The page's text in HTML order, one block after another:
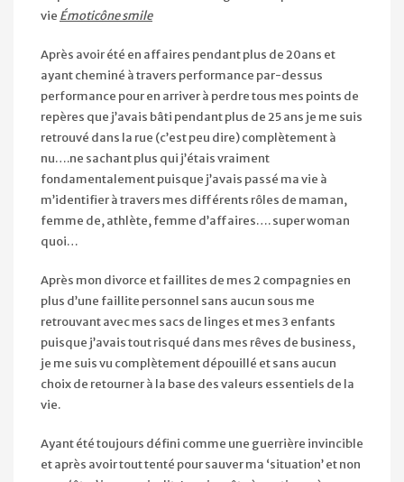
vie Émoticône smile
Après avoir été en affaires pendant plus de 20ans et
ayant cheminé à travers performance par-dessus
performance pour en arriver à perdre tous mes points de
repères que j’avais bâti pendant plus de 25 ans je me suis
retrouvé dans la rue (c’est peu dire) complètement à
nu….ne sachant plus qui j’étais vraiment
fondamentalement puisque j’avais passé ma vie à
m’identifier à travers mes différents rôles de maman,
femme de, athlète, femme d’affaires…. super woman
quoi…
Après mon divorce et faillites de mes 2 compagnies en
plus d’une faillite personnel sans aucun sous me
retrouvant avec mes sacs de linges et mes 3 enfants
puisque j’avais tout risqué dans mes rêves de business,
je me suis vu complètement dépouillé et sans aucun
choix de retourner à la base des valeurs essentiels de la
vie.
Ayant été toujours défini comme une guerrière invincible
et après avoir tout tenté pour sauver ma ‘situation’ et non